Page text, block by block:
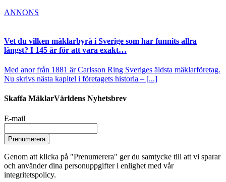
ANNONS
Vet du vilken mäklarbyrå i Sverige som har funnits allra
längst? I 145 år för att vara exakt…
Med anor från 1881 är Carlsson Ring Sveriges äldsta mäklarföretag.
Nu skrivs nästa kapitel i företagets historia – [...]
Skaffa MäklarVärldens Nyhetsbrev
E-mail
Prenumerera
Genom att klicka på "Prenumerera" ger du samtycke till att vi sparar
och använder dina personuppgifter i enlighet med vår
integritetspolicy.